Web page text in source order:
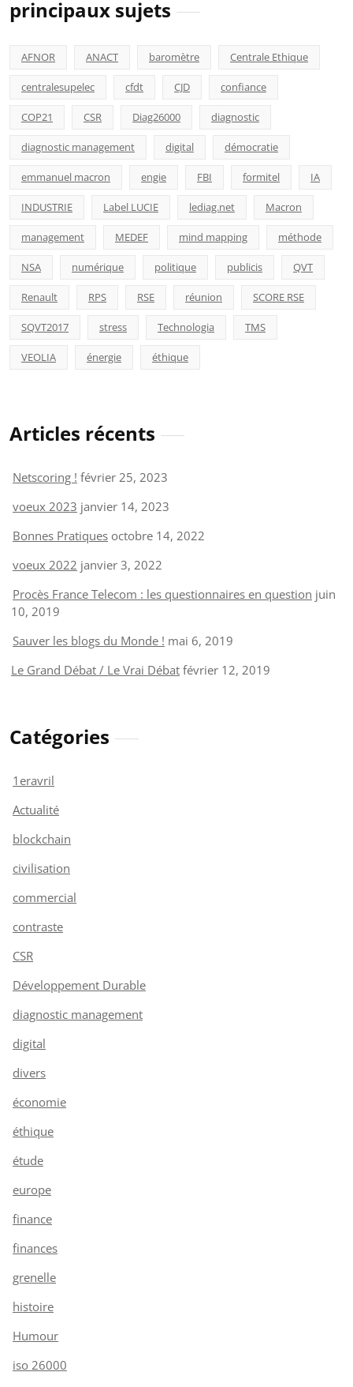
principaux sujets
AFNOR ANACT baromètre Centrale Ethique
centralesupelec cfdt CJD confiance
COP21 CSR Diag26000 diagnostic
diagnostic management digital démocratie
emmanuel macron engie FBI formitel IA
INDUSTRIE Label LUCIE lediag.net Macron
management MEDEF mind mapping méthode
NSA numérique politique publicis QVT
Renault RPS RSE réunion SCORE RSE
SQVT2017 stress Technologia TMS
VEOLIA énergie éthique
Articles récents
Netscoring ! février 25, 2023
voeux 2023 janvier 14, 2023
Bonnes Pratiques octobre 14, 2022
voeux 2022 janvier 3, 2022
Procès France Telecom : les questionnaires en question juin
10, 2019
Sauver les blogs du Monde ! mai 6, 2019
Le Grand Débat / Le Vrai Débat février 12, 2019
Catégories
1eravril
Actualité
blockchain
civilisation
commercial
contraste
CSR
Développement Durable
diagnostic management
digital
divers
économie
éthique
étude
europe
finance
finances
grenelle
histoire
Humour
iso 26000